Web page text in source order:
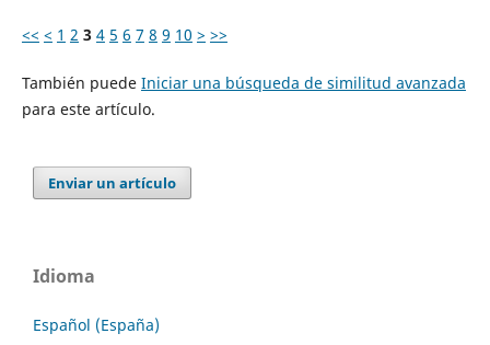
<< < 1 2 3 4 5 6 7 8 9 10 > >>
También puede Iniciar una búsqueda de similitud avanzada
para este artículo.
Enviar un artículo
Idioma
Español (España)